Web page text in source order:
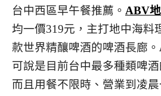
台中西區早午餐推薦。 ABV
均一價319元，主打地中海料
款世界精釀啤酒的啤酒長廊。
可說是目前台中最多種類啤酒
而且用餐不限時、營業到凌